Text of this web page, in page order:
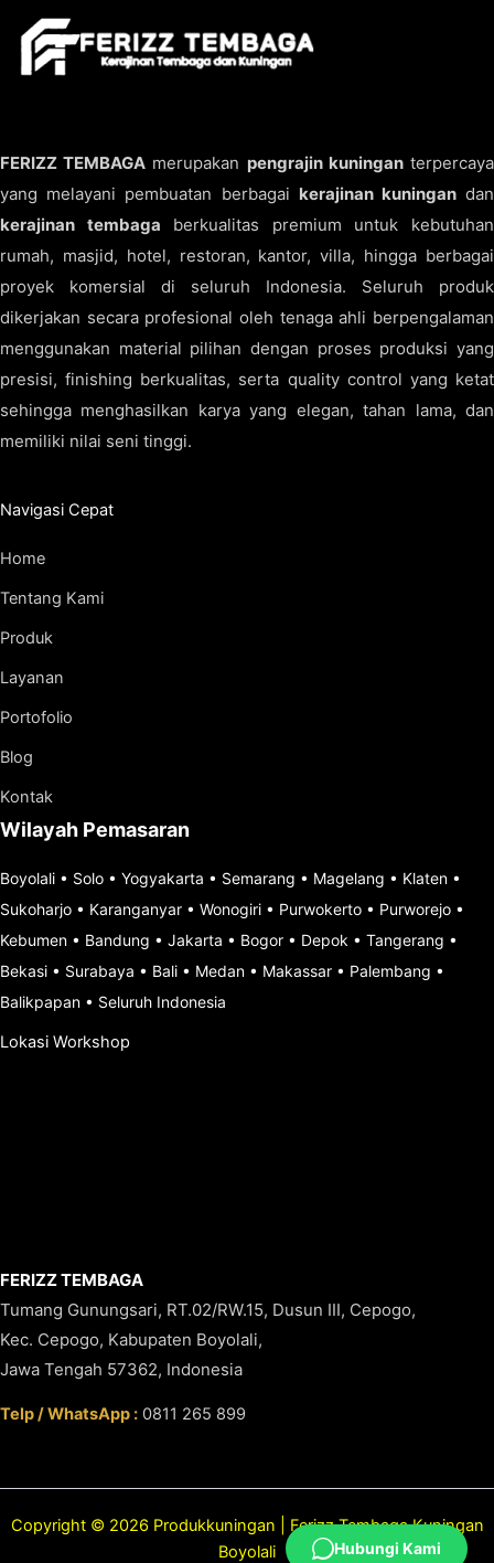
FERIZZ TEMBAGA merupakan pengrajin kuninganterpercaya
yang melayani pembuatan berbagai kerajinan kuningandan
kerajinan tembaga berkualitas premium untuk kebutuhan
rumah, masjid, hotel, restoran, kantor, villa, hingga berbagai
proyek komersial di seluruh Indonesia. Seluruh produk
dikerjakan secara profesional oleh tenaga ahli berpengalaman
menggunakan material pilihan dengan proses produksi yang
presisi, finishing berkualitas, serta quality control yang ketat
sehingga menghasilkan karya yang elegan, tahan lama, dan
memiliki nilai seni tinggi.
Navigasi Cepat
Home
Tentang Kami
Produk
Layanan
Portofolio
Blog
Kontak
Wilayah Pemasaran
Boyolali • Solo • Yogyakarta • Semarang • Magelang • Klaten •
Sukoharjo • Karanganyar • Wonogiri • Purwokerto • Purworejo •
Kebumen • Bandung • Jakarta • Bogor • Depok • Tangerang •
Bekasi • Surabaya • Bali • Medan • Makassar • Palembang •
Balikpapan • Seluruh Indonesia
Lokasi Workshop
FERIZZ TEMBAGA
Tumang Gunungsari, RT.02/RW.15, Dusun III, Cepogo,
Kec. Cepogo, Kabupaten Boyolali,
Jawa Tengah 57362, Indonesia
Telp / WhatsApp : 0811 265 899
Copyright © 2026 Produkkuningan | Ferizz Tembaga Kuningan
Boyolali
Hubungi Kami